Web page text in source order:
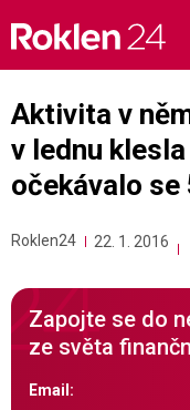
content
Aktivita v
v lednu
očekávalo se
Roklen24 22. 1. 2016
Zapojte se do
ze světa
Email: